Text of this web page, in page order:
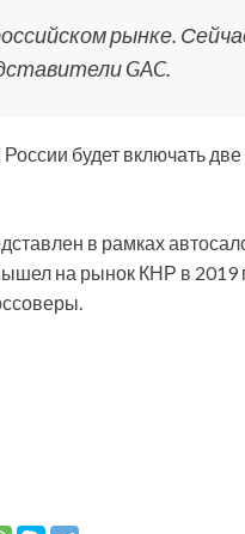
рынке.
GAC.
будет включать
в рамках
на рынок КНР в 2019